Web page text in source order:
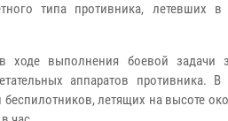
типа противника, летевших в
ходе выполнения боевой задачи
аппаратов противника.
летящих на высоте